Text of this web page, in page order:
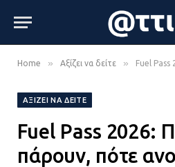
Home » Αξίζει να δείτε » Fuel Pass 2026:
ΑΞΊΖΕΙ ΝΑ ΔΕΊΤΕ
Fuel Pass 2026:
πάρουν, πότε